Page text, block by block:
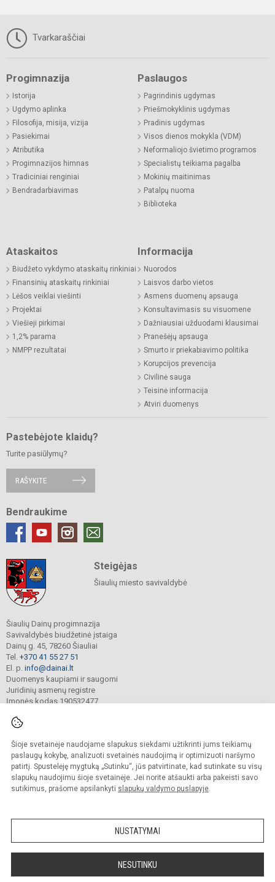
Šioje svetainėje naudojame slapukus siekdami užtikrinti jums teikiamų
paslaugų kokybę, analizuoti svetainės naudojimą ir optimizuoti naršymo
patirtį. Spustelėję mygtuką „Sutinku“, jūs patvirtinate, kad sutinkate su visų
slapukų naudojimu šioje svetainėje. Jei norite atšaukti arba pakeisti savo
sutikimus, prašome apsilankyti slapukų valdymo puslapyje.
NUSTATYMAI
NESUTINKU
Tvarkaraščiai
Progimnazija
Istorija
Ugdymo aplinka
Filosofija, misija, vizija
Pasiekimai
Atributika
Progimnazijos himnas
Tradiciniai renginiai
Bendradarbiavimas
Paslaugos
Pagrindinis ugdymas
Priešmokyklinis ugdymas
Pradinis ugdymas
Visos dienos mokykla (VDM)
Neformaliojo švietimo programos
Specialistų teikiama pagalba
Mokinių maitinimas
Patalpų nuoma
Biblioteka
Ataskaitos
Biudžeto vykdymo ataskaitų rinkiniai
Finansinių ataskaitų rinkiniai
Lėšos veiklai viešinti
Projektai
Viešieji pirkimai
1,2% parama
NMPP rezultatai
Informacija
Nuorodos
Laisvos darbo vietos
Asmens duomenų apsauga
Konsultavimasis su visuomene
Dažniausiai užduodami klausimai
Pranešėjų apsauga
Smurto ir priekabiavimo politika
Korupcijos prevencija
Civilinė sauga
Teisinė informacija
Atviri duomenys
Pastebėjote klaidų?
Turite pasiūlymų?
RAŠYKITE
Bendraukime
Steigėjas
Šiaulių miesto savivaldybė
Šiaulių Dainų progimnazija
Savivaldybės biudžetinė įstaiga
Dainų g. 45, 78260 Šiauliai
Tel. +370 41 55 27 51
El. p. info@dainai.lt
Duomenys kaupiami ir saugomi
Juridinių asmenų registre
Įmonės kodas 190532477
© 2023. Šiaulių Dainų progimnazija. Visos teisės saugomos.
Kopijuoti turinį be raštiško gimnazijos sutikimo griežtai draudžiama.
Prieinamumo paraiška Slapukų politika
Sumanus būdas atnaujinti